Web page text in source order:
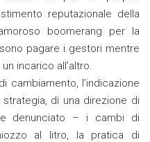
reputazionale della
boomerang per la
pagare i gestori mentre
incarico all’altro.
cambiamento, l’indicazione
di una direzione di
denunciato – i cambi di
al litro, la pratica di